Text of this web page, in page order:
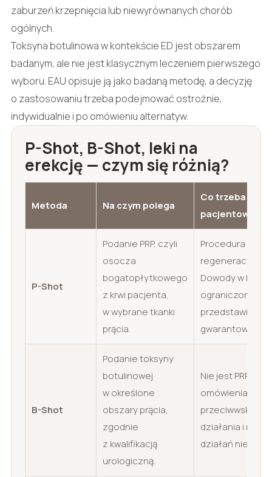
zaburzeń krzepnięcia lub niewyrównanych chorób
ogólnych.
Toksyna botulinowa w kontekście ED jest obszarem
badanym, ale nie jest klasycznym leczeniem pierwszego
wyboru. EAU opisuje ją jako badaną metodę, a decyzję
o zastosowaniu trzeba podejmować ostrożnie,
indywidualnie i po omówieniu alternatyw.
P-Shot, B-Shot, leki na
erekcję — czym się różnią?
Metoda Na czym polega
Co trzeba
pacjentowi
P-Shot
Podanie PRP, czyli
osocza
bogatopłytkowego
z krwi pacjenta,
w wybrane tkanki
prącia.
Procedura
regeneracyjna/
Dowody w ED są
ograniczone;
przedstawiać
B-Shot
Podanie toksyny
botulinowej
w określone
obszary prącia,
zgodnie
z kwalifikacją
urologiczną.
Nie jest PRP.
omówienia
działania i
działań